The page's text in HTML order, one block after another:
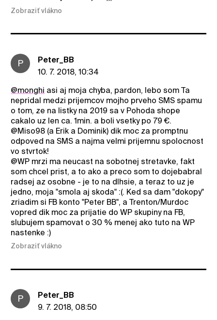
Zobraziť vlákno
P
Peter_BB
10. 7. 2018, 10:34
@monghi asi aj moja chyba, pardon, lebo som Ta
nepridal medzi prijemcov mojho prveho SMS spamu
o tom, ze na listky na 2019 sa v Pohoda shope
cakalo uz len ca. 1min. a boli vsetky po 79 €.
@Miso98 (a Erik a Dominik) dik moc za promptnu
odpoved na SMS a najma velmi prijemnu spolocnost
vo stvrtok!
@WP mrzi ma neucast na sobotnej stretavke, fakt
som chcel prist, a to ako a preco som to dojebabral
radsej az osobne - je to na dlhsie, a teraz to uz je
jedno, moja "smola aj skoda" :(. Ked sa dam "dokopy"
zriadim si FB konto "Peter BB", a Trenton/Murdoc
vopred dik moc za prijatie do WP skupiny na FB,
slubujem spamovat o 30 % menej ako tuto na WP
nastenke :)
Zobraziť vlákno
P
Peter_BB
9. 7. 2018, 08:50